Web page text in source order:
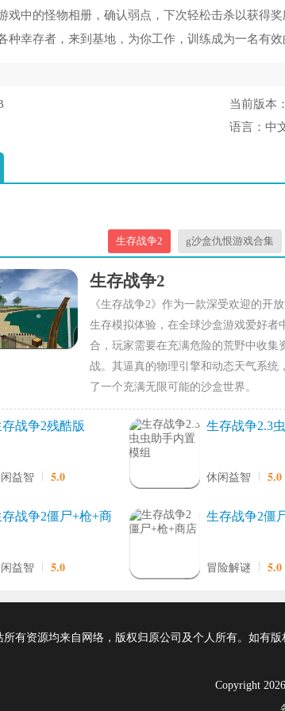
戏中的怪物相册，确认弱点，下次轻松击杀以获得奖
种幸存者，来到基地，为你工作，训练成为一名有效
当前版本：
语言： 中
生存战争2 g沙盒仇恨游戏合集
生存战争2
《生存战争2》作为一款深受欢迎的开
生存模拟体验，在全球沙盒游戏爱好者
合，玩家需要在充满危险的荒野中收集
战。其逼真的物理引擎和动态天气系统
了一个充满无限可能的沙盒世界。
战争2残酷版
益智 5.0
生存战争2.3
休闲益智 5.0
存战争2僵尸+枪+商
益智 5.0
生存战争2僵
冒险解谜 5.0
所有资源均来自网络，版权归原公司及个人所有。如有
Copyright